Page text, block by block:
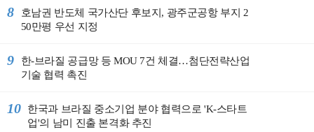
8
호남권 반도체 국가산단 후보지, 광주군공항 부지 2
50만평 우선 지정
9
한-브라질 공급망 등 MOU 7건 체결…첨단전략산업
기술 협력 촉진
10
한국과 브라질 중소기업 분야 협력으로 'K-스타트
업'의 남미 진출 본격화 추진